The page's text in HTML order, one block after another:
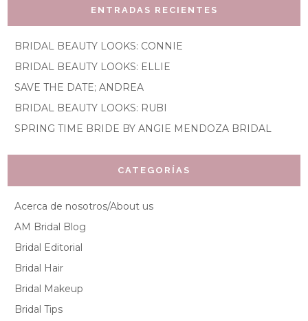
ENTRADAS RECIENTES
BRIDAL BEAUTY LOOKS: CONNIE
BRIDAL BEAUTY LOOKS: ELLIE
SAVE THE DATE; ANDREA
BRIDAL BEAUTY LOOKS: RUBI
SPRING TIME BRIDE BY ANGIE MENDOZA BRIDAL
CATEGORÍAS
Acerca de nosotros/About us
AM Bridal Blog
Bridal Editorial
Bridal Hair
Bridal Makeup
Bridal Tips